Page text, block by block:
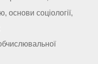
соціології,